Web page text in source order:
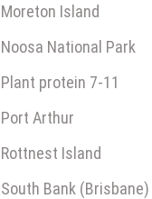
Moreton Island
Noosa National Park
Plant protein 7-11
Port Arthur
Rottnest Island
South Bank (Brisbane)